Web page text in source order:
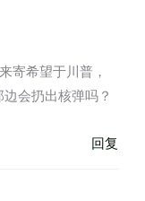
寄希望于川普，
会扔出核弹吗？
回复